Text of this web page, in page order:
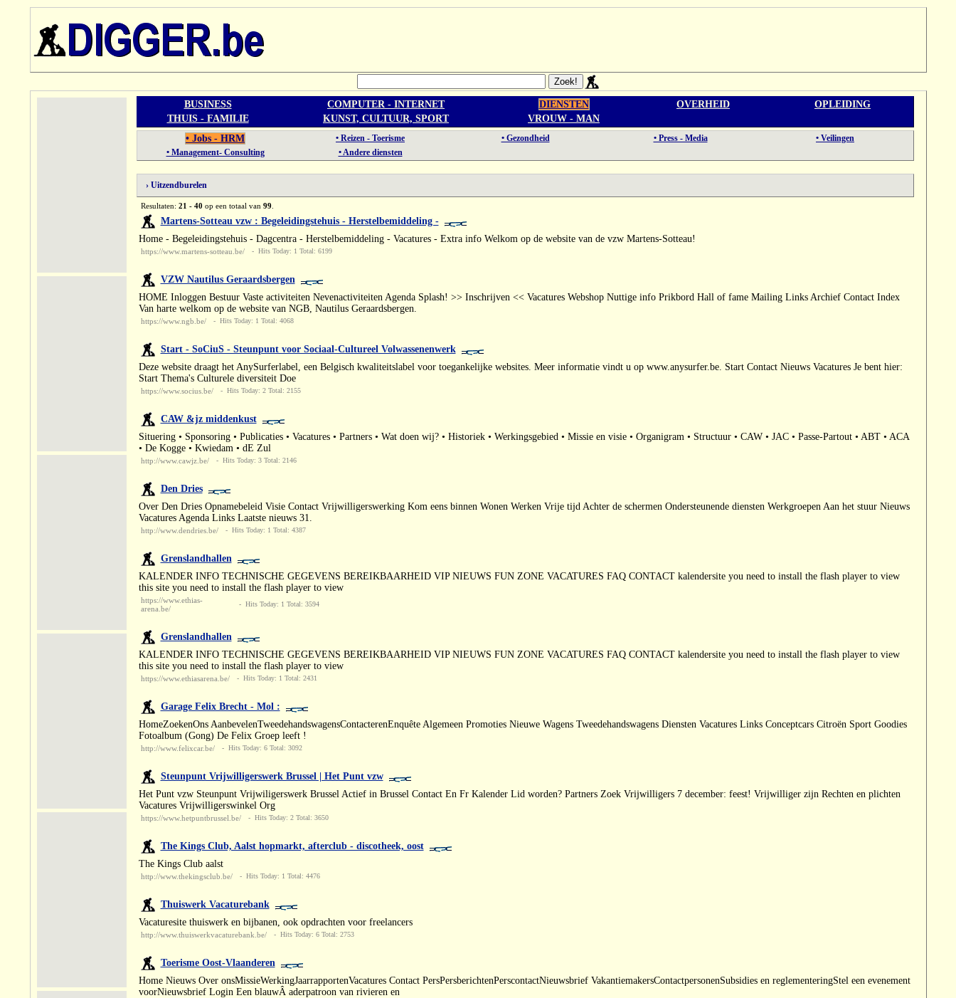
BUSINESS COMPUTER - INTERNET DIENSTEN OVERHEID
OPLEIDING
THUIS - FAMILIE
KUNST, CULTUUR, SPORT
VROUW - MAN
• Jobs - HRM
• Reizen - Toerisme • Gezondheid • Press - Media
• Veilingen
• Management- Consulting
• Andere diensten
› Uitzendburelen
Resultaten: 21 - 40 op een totaal van 99
Martens-Sotteau vzw : Begeleidingstehuis - Herstelbemiddeling -
Home - Begeleidingstehuis - Dagcentra - Herstelbemiddeling - Vacatures - Extra info Welkom op de website van de vzw Martens-Sotteau!
https://www.martens-sotteau.be/ - Hits Today: 1 Total: 6199
VZW Nautilus Geraardsbergen
HOME Inloggen Bestuur Vaste activiteiten Nevenactiviteiten Agenda Splash! >> Inschrijven << Vacatures Webshop Nuttige info Prikbord Hall of fame Mailing Links Archief Contact Index
Van harte welkom op de website van NGB, Nautilus Geraardsbergen.
https://www.ngb.be/ - Hits Today: 1 Total: 4068
Start - SoCiuS - Steunpunt voor Sociaal-Cultureel Volwassenenwerk
Deze website draagt het AnySurferlabel, een Belgisch kwaliteitslabel voor toegankelijke websites. Meer informatie vindt u op www.anysurfer.be. Start Contact Nieuws Vacatures Je bent hier:
Start Thema's Culturele diversiteit Doe
https://www.socius.be/ - Hits Today: 2 Total: 2155
CAW &jz middenkust
Situering • Sponsoring • Publicaties • Vacatures • Partners • Wat doen wij? • Historiek • Werkingsgebied • Missie en visie • Organigram • Structuur • CAW • JAC • Passe-Partout • ABT • ACA
• De Kogge • Kwiedam • dE Zul
http://www.cawjz.be/ - Hits Today: 3 Total: 2146
Den Dries
Over Den Dries Opnamebeleid Visie Contact Vrijwilligerswerking Kom eens binnen Wonen Werken Vrije tijd Achter de schermen Ondersteunende diensten Werkgroepen Aan het stuur Nieuws
Vacatures Agenda Links Laatste nieuws 31.
http://www.dendries.be/ - Hits Today: 1 Total: 4387
Grenslandhallen
KALENDER INFO TECHNISCHE GEGEVENS BEREIKBAARHEID VIP NIEUWS FUN ZONE VACATURES FAQ CONTACT kalendersite you need to install the flash player to view
this site you need to install the flash player to view
https://www.ethias-
arena.be/
- Hits Today: 1 Total: 3594
Grenslandhallen
KALENDER INFO TECHNISCHE GEGEVENS BEREIKBAARHEID VIP NIEUWS FUN ZONE VACATURES FAQ CONTACT kalendersite you need to install the flash player to view
this site you need to install the flash player to view
https://www.ethiasarena.be/ - Hits Today: 1 Total: 2431
Garage Felix Brecht - Mol :
HomeZoekenOns AanbevelenTweedehandswagensContacterenEnquête Algemeen Promoties Nieuwe Wagens Tweedehandswagens Diensten Vacatures Links Conceptcars Citroën Sport Goodies
Fotoalbum (Gong) De Felix Groep leeft !
http://www.felixcar.be/ - Hits Today: 6 Total: 3092
Steunpunt Vrijwilligerswerk Brussel | Het Punt vzw
Het Punt vzw Steunpunt Vrijwiligerswerk Brussel Actief in Brussel Contact En Fr Kalender Lid worden? Partners Zoek Vrijwilligers 7 december: feest! Vrijwilliger zijn Rechten en plichten
Vacatures Vrijwilligerswinkel Org
https://www.hetpuntbrussel.be/ - Hits Today: 2 Total: 3650
The Kings Club, Aalst hopmarkt, afterclub - discotheek, oost
The Kings Club aalst
http://www.thekingsclub.be/ - Hits Today: 1 Total: 4476
Thuiswerk Vacaturebank
Vacaturesite thuiswerk en bijbanen, ook opdrachten voor freelancers
http://www.thuiswerkvacaturebank.be/ - Hits Today: 6 Total: 2753
Toerisme Oost-Vlaanderen
Home Nieuws Over onsMissieWerkingJaarrapportenVacatures Contact PersPersberichtenPerscontactNieuwsbrief VakantiemakersContactpersonenSubsidies en reglementeringStel een evenement
voorNieuwsbrief Login Een blauwÂ aderpatroon van rivieren en